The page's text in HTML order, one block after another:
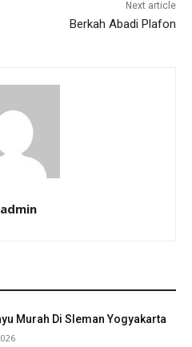
Next article
Berkah Abadi Plafon
Murah Di Sleman Yogyakarta